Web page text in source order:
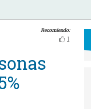
Recomiendo:
1